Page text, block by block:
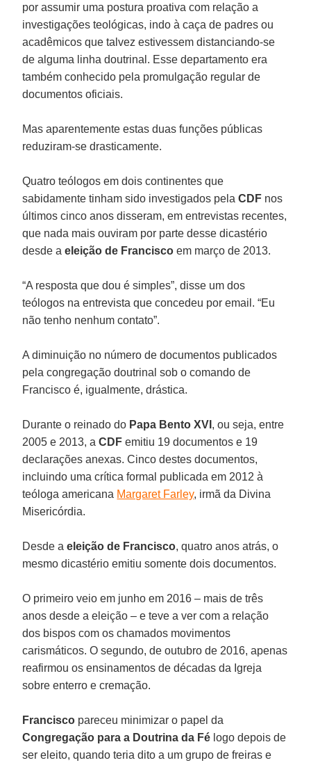
por assumir uma postura proativa com relação a
investigações teológicas, indo à caça de padres ou
acadêmicos que talvez estivessem distanciando-se
de alguma linha doutrinal. Esse departamento era
também conhecido pela promulgação regular de
documentos oficiais.
Mas aparentemente estas duas funções públicas
reduziram-se drasticamente.
Quatro teólogos em dois continentes que
sabidamente tinham sido investigados pelaCDF nos
últimos cinco anos disseram, em entrevistas recentes,
que nada mais ouviram por parte desse dicastério
desde aeleição de Francisco em março de 2013.
“A resposta que dou é simples”, disse um dos
teólogos na entrevista que concedeu por email. “Eu
não tenho nenhum contato”.
A diminuição no número de documentos publicados
pela congregação doutrinal sob o comando de
Francisco é, igualmente, drástica.
Durante o reinado do Papa Bento XVI , ou seja, entre
2005 e 2013, aCDF emitiu 19 documentos e 19
declarações anexas. Cinco destes documentos,
incluindo uma crítica formal publicada em 2012 à
teóloga americana Margaret Farley, irmã da Divina
Misericórdia.
Desde aeleição de Francisco, quatro anos atrás, o
mesmo dicastério emitiu somente dois documentos.
O primeiro veio em junho em 2016 – mais de três
anos desde a eleição – e teve a ver com a relação
dos bispos com os chamados movimentos
carismáticos. O segundo, de outubro de 2016, apenas
reafirmou os ensinamentos de décadas da Igreja
sobre enterro e cremação.
Francisco pareceu minimizar o papel da
Congregação para a Doutrina da Fé logo depois de
ser eleito, quando teria dito a um grupo de freiras e